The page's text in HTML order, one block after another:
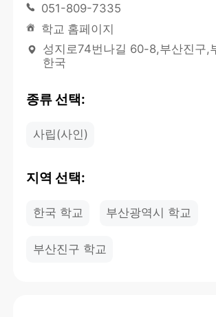
051-809-7335
학교 홈페이지
성지로74번나길 60-8,부산진구,
한국
종류 선택:
사립(사인)
지역 선택:
한국 학교 부산광역시 학교
부산진구 학교